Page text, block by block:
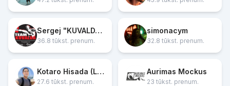
Sergej "KUVALDA" Maslobojev
36.8 tūkst. prenum.
simonacym
32.8 tūkst. prenum.
Kotaro Hisada (Lietuva)
27.6 tūkst. prenum.
Aurimas Mockus
23 tūkst. prenum.